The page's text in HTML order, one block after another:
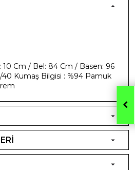
10 Cm / Bel: 84 Cm / Basen: 96
Kumaş Bilgisi : %94 Pamuk